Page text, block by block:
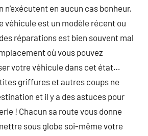
n’exécutent en aucun cas bonheur,
véhicule est un modèle récent ou
réparations est bien souvent mal
où vous pouvez
votre véhicule dans cet état…
griffures et autres coups ne
et il y a des astuces pour
! Chacun sa route vous donne
sous globe soi-même votre